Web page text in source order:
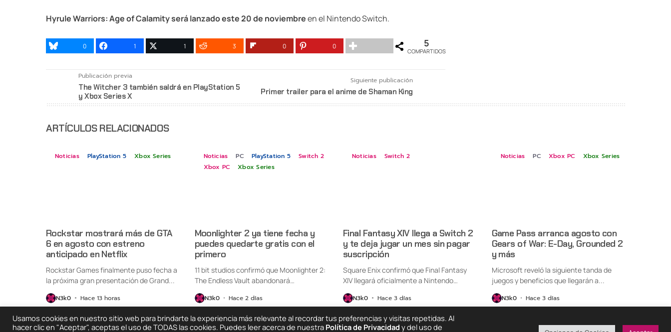
Hyrule Warriors: Age of Calamity será lanzado este 20 de noviembreen el Nintendo Switch.
0 1 1 3 0 0 5
COMPARTIDOS
Publicación previa
The Witcher 3 también saldrá en PlayStation 5
y Xbox Series X
Siguiente publicación
Primer trailer para el anime de Shaman King
ARTÍCULOS RELACIONADOS
Noticias PlayStation 5 Xbox Series
Rockstar mostrará más de GTA
6 en agosto con estreno
anticipado en Netflix
Rockstar Games finalmente puso fecha a
la próxima gran presentación de Grand...
N3k0 Hace 13 horas
Noticias PC PlayStation 5
Switch 2
Xbox PC
Xbox Series
Moonlighter 2 ya tiene fecha y
puedes quedarte gratis con el
primero
11 bit studios confirmó que Moonlighter 2:
The Endless Vault abandonará
N3k0 Hace 2 días
Noticias Switch 2
Final Fantasy XIV llega a Switch 2
y te deja jugar un mes sin pagar
suscripción
Square Enix confirmó que Final Fantasy
XIV llegará oficialmente a Nintendo
N3k0 Hace 3 días
Noticias PC Xbox PC Xbox Series
Game Pass arranca agosto con
Gears of War: E-Day, Grounded 2
y más
Microsoft reveló la siguiente tanda de
juegos y beneficios que llegarán a...
N3k0 Hace 3 días
Usamos cookies en nuestro sitio web para brindarte la experiencia más relevante al recordar tus preferencias y visitas repetidas. Al
hacer clic en "Aceptar", aceptas el uso de TODAS las cookies. Puedes leer acerca de nuestra Política de Privacidad y del uso de